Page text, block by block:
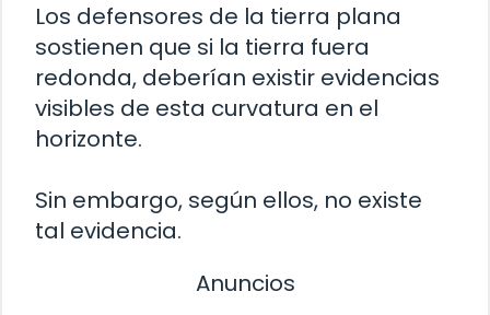
Los defensores de la tierra plana
sostienen que si la tierra fuera
redonda, deberían existir evidencias
visibles de esta curvatura en el
horizonte.
Sin embargo, según ellos, no existe
tal evidencia.
Anuncios